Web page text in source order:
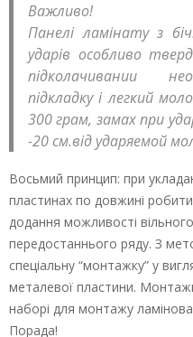
Важливо!
Панелі ламінату з
ударів особливо
підколачивании
підкладку і легкий
300 грам, замах при
-20 см.від ударяемой
Восьмий принцип: при
пластинах по довжині
додання можливості
передостаннього ряду. З
спеціальну “монтажку” у
металевої пластини.
наборі для монтажу
Порада!